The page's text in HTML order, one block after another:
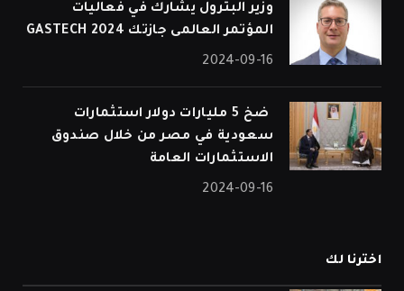
وزير البترول يشارك في فعاليات
المؤتمر العالمى جازتك 2024 GASTECH
2024-09-16
⁠ ضخ 5 مليارات دولار استثمارات
سعودية في مصر من خلال صندوق
الاستثمارات العامة
2024-09-16
اخترنا لك